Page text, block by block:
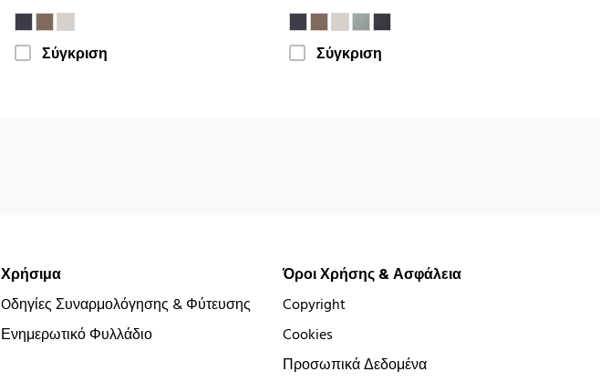
Σύγκριση Σύγκριση
Χρήσιμα
Oδηγίες Συναρμολόγησης & Φύτευσης
Ενημερωτικό Φυλλάδιο
Όροι Χρήσης & Ασφάλεια
Copyright
Cookies
Προσωπικά Δεδομένα